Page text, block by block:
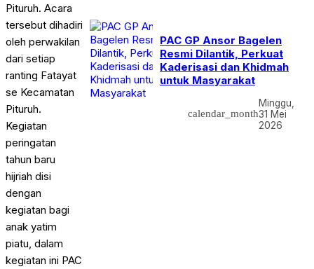
Pituruh. Acara
tersebut dihadiri
oleh perwakilan
dari setiap
ranting Fatayat
se Kecamatan
Pituruh.
Kegiatan
peringatan
tahun baru
hijriah disi
dengan
kegiatan bagi
anak yatim
piatu, dalam
kegiatan ini PAC
PAC GP Ansor Bagelen
Resmi Dilantik, Perkuat
Kaderisasi dan Khidmah
untuk Masyarakat
calendar_month
Minggu,
31 Mei
2026